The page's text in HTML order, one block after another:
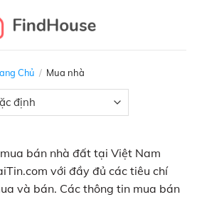
Chủ / Mua nhà
bán nhà đất tại Việt Nam
với đầy đủ các tiêu chí
và bán. Các thông tin mua bán